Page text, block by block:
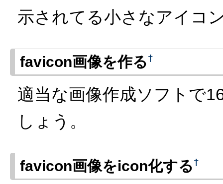
示されてる小さなアイコ
favicon画像を作る†
適当な画像作成ソフトで
しょう。
favicon画像をicon化する†